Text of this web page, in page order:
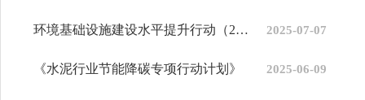
环境基础设施建设水平提升行动（2023—2025年） 2025-07-07
《水泥行业节能降碳专项行动计划》 2025-06-09